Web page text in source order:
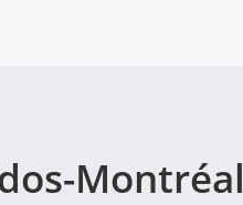
Montréal